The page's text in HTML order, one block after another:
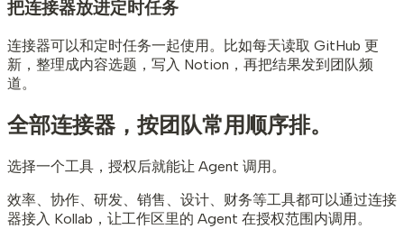
把连接器放进定时任务
连接器可以和定时任务一起使用。比如每天读取 GitHub 更
新，整理成内容选题，写入 Notion，再把结果发到团队频
道。
全部连接器， 按团队常用顺序排。
选择一个工具，授权后就能让 Agent 调用。
效率、协作、研发、销售、设计、财务等工具都可以通过连接
器接入 Kollab，让工作区里的 Agent 在授权范围内调用。